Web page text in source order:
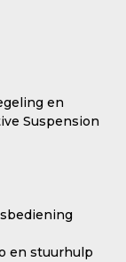
en
Suspension
en stuurhulp